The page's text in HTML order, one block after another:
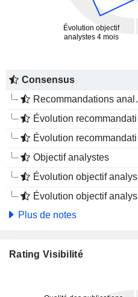
Consensus
Recommandations analystes
Évolution recommandations analystes 1 an
Évolution recommandations analystes 4 mois
Objectif analystes
Évolution objectif analystes 1 an
Évolution objectif analystes 4 mois
Plus de notes
Rating Visibilité